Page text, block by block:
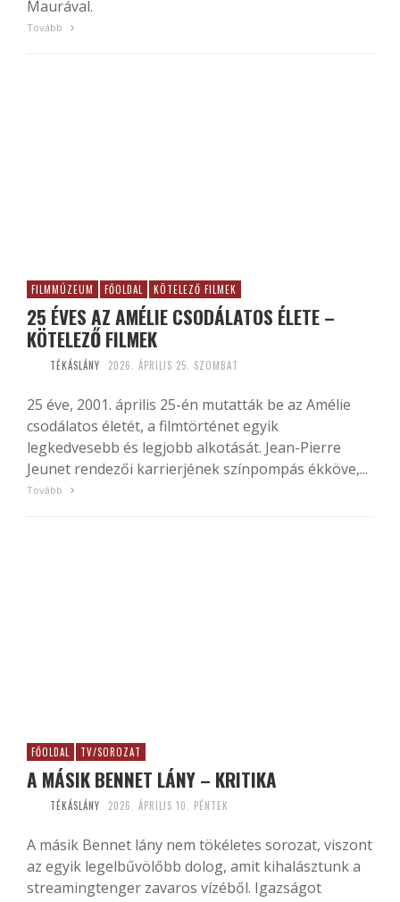
Maurával.
Tovább
FILMMÚZEUM FŐOLDAL KÖTELEZŐ FILMEK
25 ÉVES AZ AMÉLIE CSODÁLATOS ÉLETE –
KÖTELEZŐ FILMEK
TÉKÁSLÁNY 2026. ÁPRILIS 25. SZOMBAT
25 éve, 2001. április 25-én mutatták be az Amélie
csodálatos életét, a filmtörténet egyik
legkedvesebb és legjobb alkotását. Jean-Pierre
Jeunet rendezői karrierjének színpompás ékköve,...
Tovább
FŐOLDAL TV/SOROZAT
A MÁSIK BENNET LÁNY – KRITIKA
TÉKÁSLÁNY 2026. ÁPRILIS 10. PÉNTEK
A másik Bennet lány nem tökéletes sorozat, viszont
az egyik legelbűvölőbb dolog, amit kihalásztunk a
streamingtenger zavaros vízéből. Igazságot